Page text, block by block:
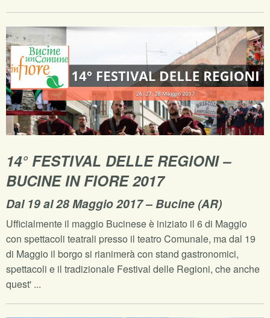
14° FESTIVAL DELLE REGIONI –
BUCINE IN FIORE 2017
Dal 19 al 28 Maggio 2017 – Bucine (AR)
Ufficialmente il maggio Bucinese è iniziato il 6 di Maggio
con spettacoli teatrali presso il teatro Comunale, ma dal 19
di Maggio il borgo si rianimerà con stand gastronomici,
spettacoli e il tradizionale Festival delle Regioni, che anche
quest' ...